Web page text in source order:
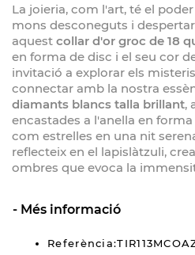
La joieria, com l'art, té el
mons desconeguts i
aquest collar d'or groc de 18
en forma de disc i el seu cor
invitació a explorar els
connectar amb la nostra
diamants blancs talla brillant,
encastades a l'anella en
com estrelles en una nit
reflecteix en el lapislàtzuli,
ombres que evoca la
Més informació